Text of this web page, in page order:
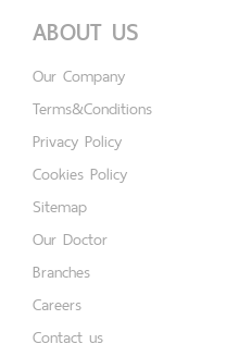
ABOUT US
Our Company
Terms&Conditions
Privacy Policy
Cookies Policy
Sitemap
Our Doctor
Branches
Careers
Contact us